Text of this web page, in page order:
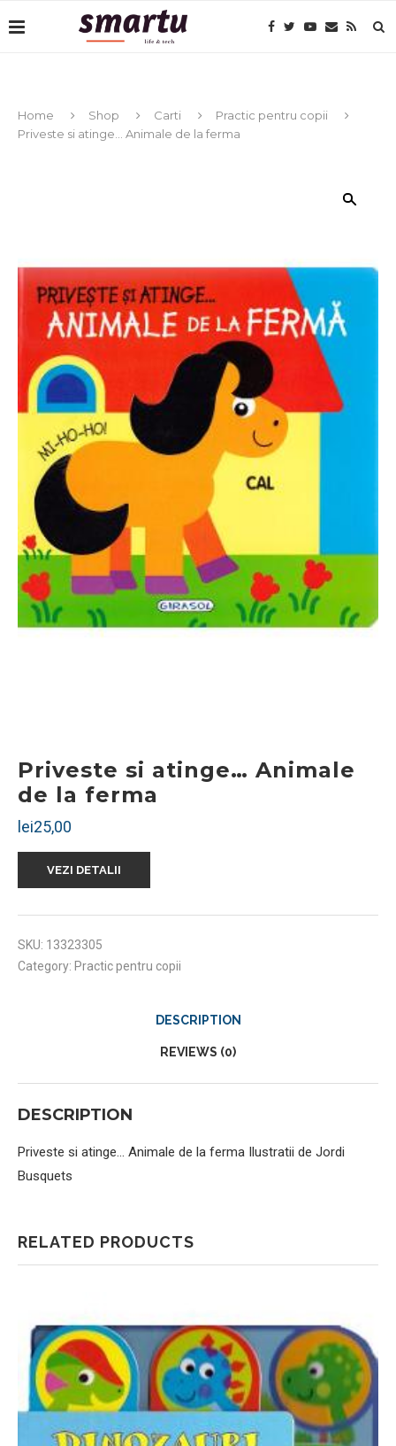
Home Shop Carti
Practic pentru copii
Priveste si atinge… Animale de la ferma
Priveste si atinge… Animale
de la ferma
lei25,00
VEZI DETALII
SKU: 13323305
Category: Practic pentru copii
DESCRIPTION
REVIEWS (0)
DESCRIPTION
Priveste si atinge… Animale de la ferma Ilustratii de Jordi
Busquets
RELATED PRODUCTS